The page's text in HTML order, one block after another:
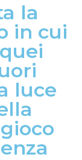
la
in cui
luce